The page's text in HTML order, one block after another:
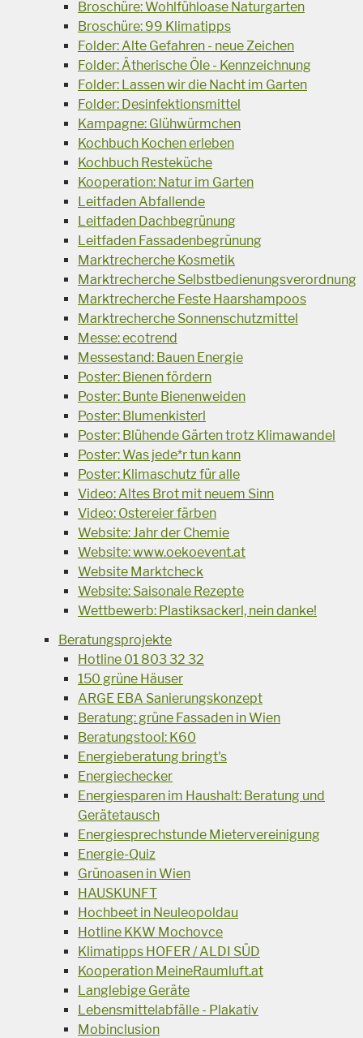
Broschüre: Wohlfühloase Naturgarten
Broschüre: 99 Klimatipps
Folder: Alte Gefahren - neue Zeichen
Folder: Ätherische Öle - Kennzeichnung
Folder: Lassen wir die Nacht im Garten
Folder: Desinfektionsmittel
Kampagne: Glühwürmchen
Kochbuch Kochen erleben
Kochbuch Resteküche
Kooperation: Natur im Garten
Leitfaden Abfallende
Leitfaden Dachbegrünung
Leitfaden Fassadenbegrünung
Marktrecherche Kosmetik
Marktrecherche Selbstbedienungsverordnung
Marktrecherche Feste Haarshampoos
Marktrecherche Sonnenschutzmittel
Messe: ecotrend
Messestand: Bauen Energie
Poster: Bienen fördern
Poster: Bunte Bienenweiden
Poster: Blumenkisterl
Poster: Blühende Gärten trotz Klimawandel
Poster: Was jede*r tun kann
Poster: Klimaschutz für alle
Video: Altes Brot mit neuem Sinn
Video: Ostereier färben
Website: Jahr der Chemie
Website: www.oekoevent.at
Website Marktcheck
Website: Saisonale Rezepte
Wettbewerb: Plastiksackerl, nein danke!
Beratungsprojekte
Hotline 01 803 32 32
150 grüne Häuser
ARGE EBA Sanierungskonzept
Beratung: grüne Fassaden in Wien
Beratungstool: K60
Energieberatung bringt's
Energiechecker
Energiesparen im Haushalt: Beratung und
Gerätetausch
Energiesprechstunde Mietervereinigung
Energie-Quiz
Grünoasen in Wien
HAUSKUNFT
Hochbeet in Neuleopoldau
Hotline KKW Mochovce
Klimatipps HOFER / ALDI SÜD
Kooperation MeineRaumluft.at
Langlebige Geräte
Lebensmittelabfälle - Plakativ
Mobinclusion